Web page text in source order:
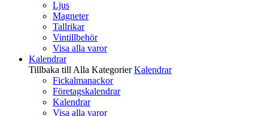
Ljus
Magneter
Tallrikar
Vintillbehör
Visa alla varor
Kalendrar
Tillbaka till Alla Kategorier Kalendrar
Fickalmanackor
Företagskalendrar
Kalendrar
Visa alla varor